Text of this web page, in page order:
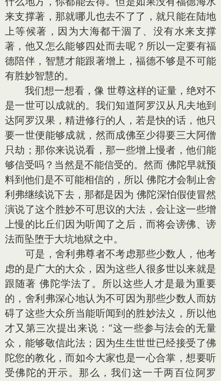
来支撑著，那就哪儿也去不了了，就只能在陆地
上等候著，因为大海都干涸了、没有水来支撑
著，他又怎么能够四处而去呢？所以一定要有福
德陪伴，智慧才能跟著增上，福德不够是不可能
有胜妙智慧的。
我们想一想看，像 世尊这样的证量，绝对不
是一世可以成就的。我们知道阿罗汉从凡夫地到
达阿罗汉果，精进修行的人，若是快的话，他只
要一世便能够成就，然而成佛至少得要三大阿僧
只劫；那你来说说看，那一些增上慢者，他们能
够信受吗？当然是不能信受的。然而 佛陀早就预
料到他们是不可能相信的，所以 佛陀才会制止舍
利弗继续说下去，那都是因为 佛陀深怕假使冒然
演说了这个胜妙不可思议的大法，会让这一些增
上慢的比丘们因为听闻了之后，而将会谤佛、谤
法而坠堕于大坑地狱之中。
可是，舍利弗尊者不考虑那些少数人，他考
虑的是广大的大众，因为这些人很多世以来就是
跟随著 佛陀学法了。所以这些人才是最为重要
的，舍利弗深心地认为不可因为那些少数人而妨
碍了这些大众所当能听闻到的胜妙法义，所以他
才又第三次提出来说：“这一些参与法会的无量
众，能够敬信此法；因为生生世世已经接受了佛
陀您的教化，而如今大家也是一心合掌，想要听
受佛陀的开示。那么，我们这一千两百位阿罗